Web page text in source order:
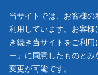
当サイトでは、お客様
利用しています。お客
き続き当サイトをご利
ー」に同意したものと
変更が可能です。